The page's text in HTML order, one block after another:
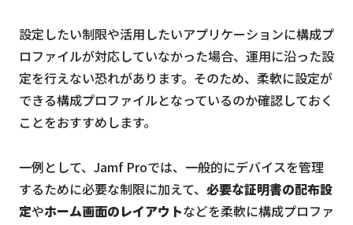
設定したい制限や活用したいアプリケーションに構成プ
ロファイルが対応していなかった場合、運用に沿った設
定を行えない恐れがあります。そのため、柔軟に設定が
できる構成プロファイルとなっているのか確認しておく
ことをおすすめします。
一例として、Jamf Proでは、一般的にデバイスを管理
するために必要な制限に加えて、 必要な証明書の配布設
定やホーム画面のレイアウトなどを柔軟に構成プロファ